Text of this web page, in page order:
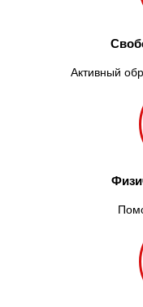
Активный